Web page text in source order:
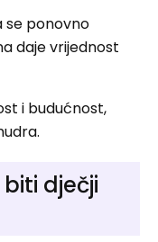
se ponovno
daje vrijednost
i budućnost,
dječji